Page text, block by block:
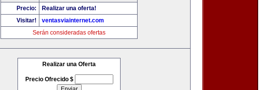
Precio:
Realizar una oferta!
Visitar!
ventasviainternet.com
Serán consideradas ofertas
Realizar una Oferta
Precio Ofrecido $